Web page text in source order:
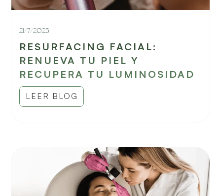
21/7/2025
RESURFACING FACIAL:
RENUEVA TU PIEL Y
RECUPERA TU LUMINOSIDAD
LEER BLOG